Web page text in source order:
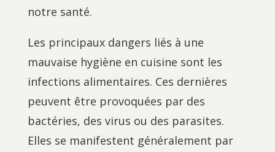
notre santé.
Les principaux dangers liés à une
mauvaise hygiène en cuisine sont les
infections alimentaires. Ces dernières
peuvent être provoquées par des
bactéries, des virus ou des parasites.
Elles se manifestent généralement par